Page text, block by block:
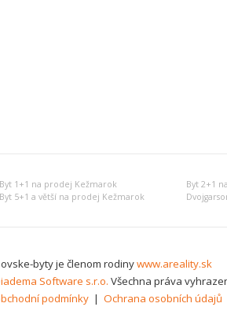
Byt 1+1 na prodej Kežmarok Byt 2+1
Byt 5+1 a větší na prodej Kežmarok
byty je členom rodinywww.areality.sk
Software s.r.o. Všechna práva
podmínky | Ochrana osobních údajů